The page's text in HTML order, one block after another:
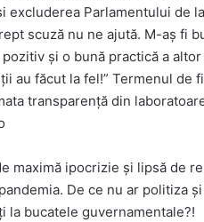
excluderea Parlamentului de
scuză nu ne ajută. M-aș fi
și o bună practică a
au făcut la fel!” Termenul de
transparență din
maximă ipocrizie și lipsă de
De ce nu ar politiza
la bucatele guvernamentale?!